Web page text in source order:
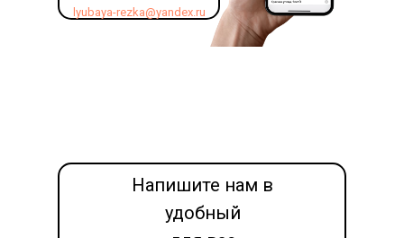
Напишите нам в
удобный
lyubaya-rezka@yandex.ru